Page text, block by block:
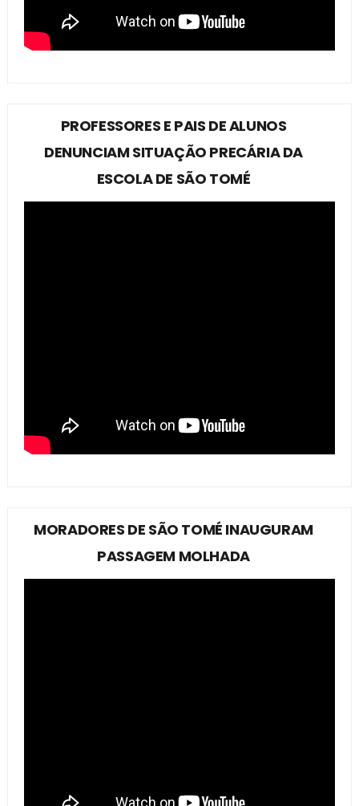
PROFESSORES E PAIS DE ALUNOS
DENUNCIAM SITUAÇÃO PRECÁRIA DA
ESCOLA DE SÃO TOMÉ
MORADORES DE SÃO TOMÉ INAUGURAM
PASSAGEM MOLHADA